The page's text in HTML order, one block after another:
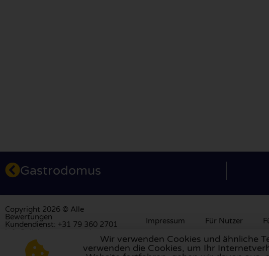
Gastrodomus
Copyright 2026 © Alle
Bewertungen
Kundendienst: +31 79 360 2701
info@allebewertungen.de
Impressum Für Nutzer
Wir verwenden Cookies und ähnliche
verwenden die Cookies, um Ihr